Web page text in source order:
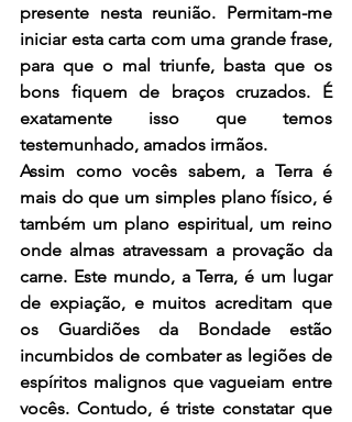
presente nesta reunião. Permitam-me
iniciar esta carta com uma grande frase,
para que o mal triunfe, basta que os
bons fiquem de braços cruzados. É
exatamente isso que temos
testemunhado, amados irmãos.
Assim como vocês sabem, a Terra é
mais do que um simples plano físico, é
também um plano espiritual, um reino
onde almas atravessam a provação da
carne. Este mundo, a Terra, é um lugar
de expiação, e muitos acreditam que
os Guardiões da Bondade estão
incumbidos de combater as legiões de
espíritos malignos que vagueiam entre
vocês. Contudo, é triste constatar que